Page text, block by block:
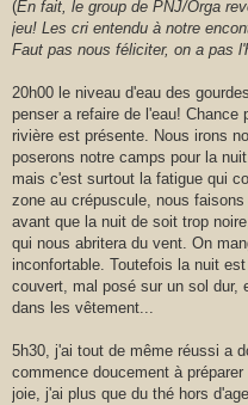
(En fait, le group de PNJ/Orga
jeu! Les cri entendu à notre
Faut pas nous féliciter, on a pas
20h00 le niveau d'eau des
penser a refaire de l'eau! Chance
rivière est présente. Nous irons
poserons notre camps pour la
mais c'est surtout la fatigue qui
zone au crépuscule, nous
avant que la nuit de soit trop
qui nous abritera du vent. On
inconfortable. Toutefois la nuit
couvert, mal posé sur un sol dur,
dans les vêtement...
5h30, j'ai tout de même réussi a
commence doucement à
joie, j'ai plus que du thé hors